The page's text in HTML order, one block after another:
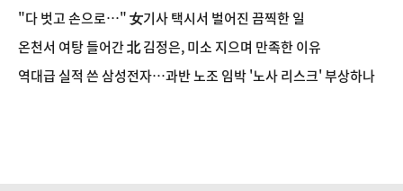
"다 벗고 손으로…" 女기사 택시서 벌어진 끔찍한 일
온천서 여탕 들어간 北 김정은, 미소 지으며 만족한 이유
역대급 실적 쓴 삼성전자…과반 노조 임박 '노사 리스크' 부상하나